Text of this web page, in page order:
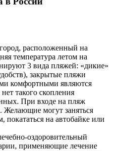
расположенный на
температура летом на
3 вида пляжей: «дикие»
закрытые пляжи
комфортными являются
такого скопления
При входе на пляж
Желающие могут заняться
на автобайке или
оздоровительный
применяющие лечение